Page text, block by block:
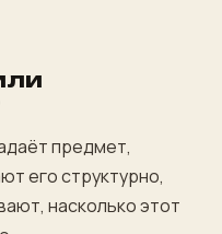
предмет,
его структурно,
насколько этот